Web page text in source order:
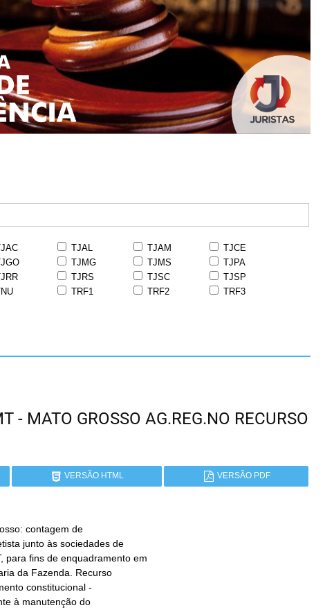
TJAL TJAM
TJCE
TJMG TJMS
TJPA
TJRS TJSC
TJSP
TRF1 TRF2
TRF3
- MATO GROSSO AG.REG.NO RECURSO
VERSÃO HTML VERSÃO PDF
contagem de